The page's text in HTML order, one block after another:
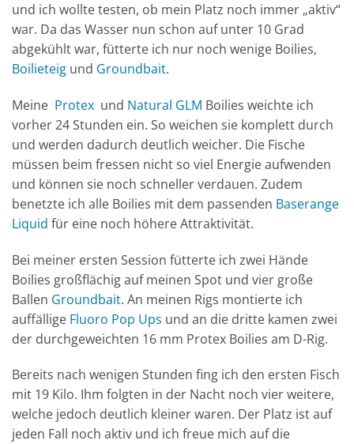
und ich wollte testen, ob mein Platz noch immer „aktiv“
war. Da das Wasser nun schon auf unter 10 Grad
abgekühlt war, fütterte ich nur noch wenige Boilies,
Boilieteig und Groundbait.
Meine Protex und Natural GLM Boilies weichte ich
vorher 24 Stunden ein. So weichen sie komplett durch
und werden dadurch deutlich weicher. Die Fische
müssen beim fressen nicht so viel Energie aufwenden
und können sie noch schneller verdauen. Zudem
benetzte ich alle Boilies mit dem passenden Baserange
Liquid für eine noch höhere Attraktivität.
Bei meiner ersten Session fütterte ich zwei Hände
Boilies großflächig auf meinen Spot und vier große
Ballen Groundbait. An meinen Rigs montierte ich
auffällige Fluoro Pop Ups und an die dritte kamen zwei
der durchgeweichten 16 mm Protex Boilies am D-Rig.
Bereits nach wenigen Stunden fing ich den ersten Fisch
mit 19 Kilo. Ihm folgten in der Nacht noch vier weitere,
welche jedoch deutlich kleiner waren. Der Platz ist auf
jeden Fall noch aktiv und ich freue mich auf die